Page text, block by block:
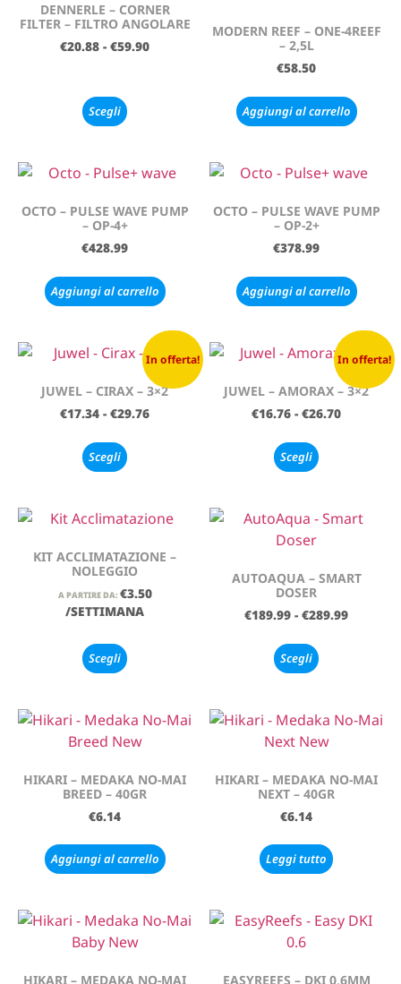
DENNERLE – CORNER
FILTER – FILTRO ANGOLARE
€20.88 - €59.90
Scegli
MODERN REEF – ONE-4REEF
– 2,5L
€58.50
Aggiungi al carrello
OCTO – PULSE WAVE PUMP
– OP-4+
€428.99
Aggiungi al carrello
OCTO – PULSE WAVE PUMP
– OP-2+
€378.99
Aggiungi al carrello
In offerta!
JUWEL – CIRAX – 3×2
€17.34 - €29.76
Scegli
In offerta!
JUWEL – AMORAX – 3×2
€16.76 - €26.70
Scegli
KIT ACCLIMATAZIONE –
NOLEGGIO
A PARTIRE DA: €3.50
/SETTIMANA
Scegli
AUTOAQUA – SMART
DOSER
€189.99 - €289.99
Scegli
HIKARI – MEDAKA NO-MAI
BREED – 40GR
€6.14
Aggiungi al carrello
HIKARI – MEDAKA NO-MAI
NEXT – 40GR
€6.14
Leggi tutto
HIKARI – MEDAKA NO-MAI EASYREEFS – DKI 0,6MM